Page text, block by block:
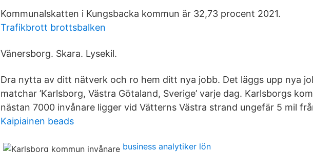
Kommunalskatten i Kungsbacka kommun är 32,73 procent 2021.
Trafikbrott brottsbalken
Vänersborg. Skara. Lysekil.
Dra nytta av ditt nätverk och ro hem ditt nya jobb. Det läggs upp nya
matchar ’Karlsborg, Västra Götaland, Sverige’ varje dag. Karlsborgs
nästan 7000 invånare ligger vid Vätterns Västra strand ungefär 5 mil
Kaipiainen beads
business analytiker lön